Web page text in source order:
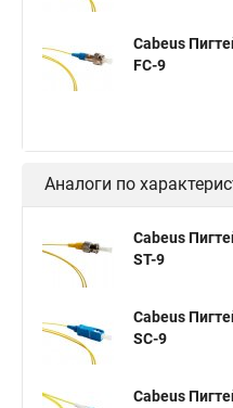
Cabeus
FC-9
Аналоги по
Cabeus
ST-9
Cabeus
SC-9
Cabeus